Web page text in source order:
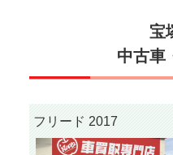
宝
中古車
フリード 2017